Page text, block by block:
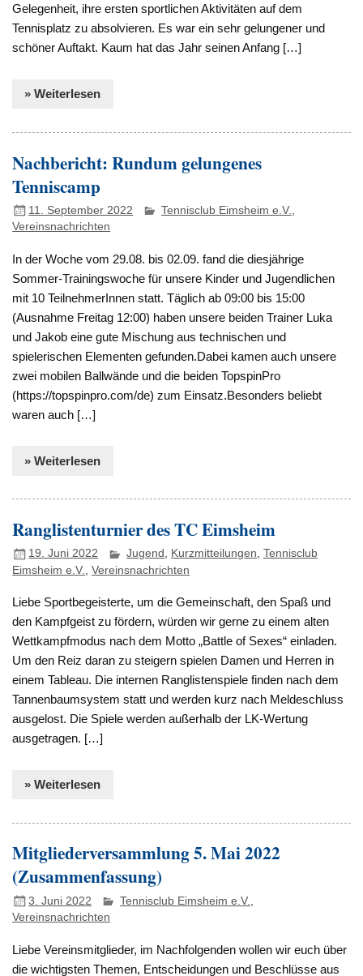
Gelegenheit, ihre ersten sportlichen Aktivitäten auf dem
Tennisplatz zu absolvieren. Es war ein sehr gelungener und
schöner Auftakt. Kaum hat das Jahr seinen Anfang […]
» Weiterlesen
Nachbericht: Rundum gelungenes
Tenniscamp
11. September 2022 Tennisclub Eimsheim e.V.
Vereinsnachrichten
In der Woche vom 29.08. bis 02.09. fand die diesjährige
Sommer-Trainingswoche für unsere Kinder und Jugendlichen
mit 10 TeilnehmerInnen statt. Täglich ab 09:00 bis 15:00
(Ausnahme Freitag 12:00) haben unsere beiden Trainer Luka
und Jakob eine gute Mischung aus technischen und
spielerischen Elementen gefunden.Dabei kamen auch unsere
zwei mobilen Ballwände und die beiden TopspinPro
(https://topspinpro.com/de) zum Einsatz.Besonders beliebt
waren auch […]
» Weiterlesen
Ranglistenturnier des TC Eimsheim
19. Juni 2022 Jugend , Kurzmitteilungen,Tennisclub
Eimsheim e.V.
,Vereinsnachrichten
Liebe Sportbegeisterte, um die Gemeinschaft, den Spaß und
den Kampfgeist zu fördern, würden wir gerne zu einem alten
Wettkampfmodus nach dem Motto „Battle of Sexes“ einladen.
Um den Reiz daran zu steigern spielen Damen und Herren in
einem Tableau. Die internen Ranglistenspiele finden nach dem
Tannenbaumsystem statt und werden kurz nach Meldeschluss
ausgelost. Die Spiele werden außerhalb der LK-Wertung
ausgetragen. […]
» Weiterlesen
Mitgliederversammlung 5. Mai 2022
(Zusammenfassung)
3. Juni 2022 Tennisclub Eimsheim e.V.
Vereinsnachrichten
Liebe Vereinsmitglieder, im Nachfolgenden wollen wir euch über
die wichtigsten Themen, Entscheidungen und Beschlüsse aus